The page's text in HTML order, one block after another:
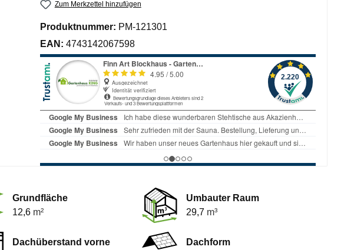
Zum Merkzettel hinzufügen
Produktnummer: PM-121301
EAN: 4743142067598
Grundfläche
12,6 m²
Umbauter Raum
29,7 m³
Dachüberstand vorne
Dachform